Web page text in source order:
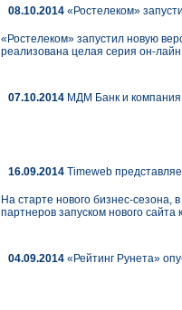
08.10.2014 «Ростелеком»
«Ростелеком» запустил новую
реализована целая серия он-
07.10.2014 МДМ Банк и
16.09.2014 Timeweb
На старте нового бизнес-сезона,
партнеров запуском нового
04.09.2014 «Рейтинг Рунета»